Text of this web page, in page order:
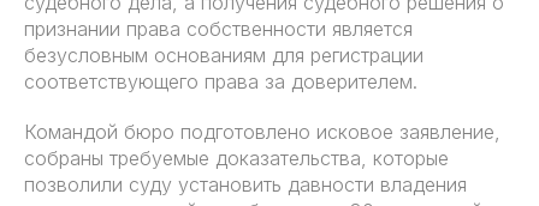
признании права собственности является
безусловным основаниям для регистрации
соответствующего права за доверителем.
Командой бюро подготовлено исковое заявление,
собраны требуемые доказательства, которые
позволили суду установить давности владения